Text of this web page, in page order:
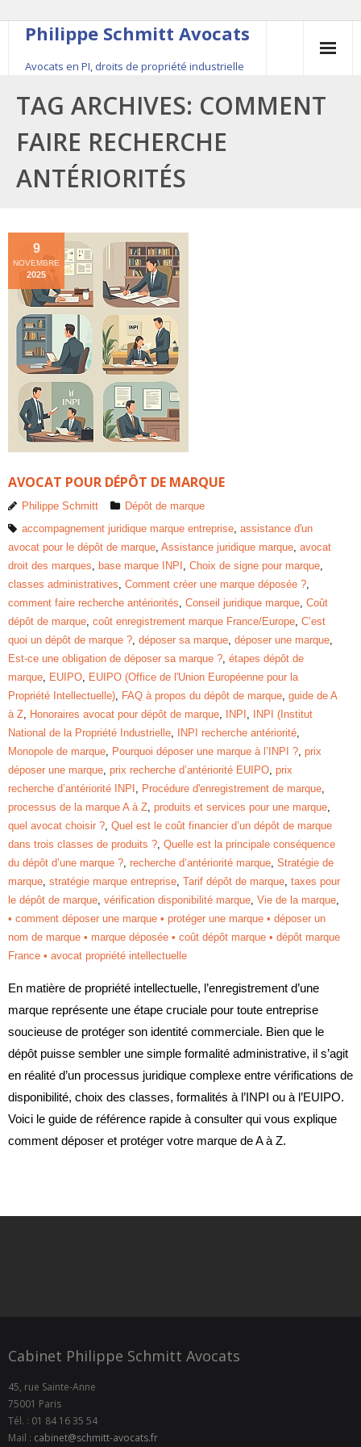
Philippe Schmitt Avocats
Avocats en PI, droits de propriété industrielle
45, rue Saint-Anne, 75001 Paris, +33 (0)1 84 16 35
54
Contact
Publications
Actualité
TAG ARCHIVES: COMMENT
FAIRE RECHERCHE
ANTÉRIORITÉS
AVOCAT POUR DÉPÔT DE MARQUE
9
NOVEMBRE
2025
Philippe Schmitt
Dépôt de marque
accompagnement juridique marque entreprise, assistance d'un
avocat pour le dépôt de marque, Assistance juridique marque, avocat
droit des marques, base marque INPI , Choix de signe pour marque,
classes administratives, Comment créer une marque déposée ?,
comment faire recherche antériorités, Conseil juridique marque, Coût
dépôt de marque, coût enregistrement marque France/Europe, C’est
quoi un dépôt de marque ?, déposer sa marque, déposer une marque,
Est-ce une obligation de déposer sa marque ?, étapes dépôt de
marque, EUIPO, EUIPO (Office de l'Union Européenne pour la
Propriété Intellectuelle), FAQ à propos du dépôt de marque, guide de A
à Z, Honoraires avocat pour dépôt de marque, INPI ,
INPI (Institut
National de la Propriété Industrielle, INPI recherche antériorité,
Monopole de marque, Pourquoi déposer une marque à l’INPI ?, prix
déposer une marque, prix recherche d’antériorité EUIPO, prix
recherche d’antériorité INPI , Procédure d'enregistrement de marque,
processus de la marque A à Z, produits et services pour une marque,
quel avocat choisir ?, Quel est le coût financier d’un dépôt de marque
dans trois classes de produits ?, Quelle est la principale conséquence
du dépôt d’une marque ?, recherche d’antériorité marque, Stratégie de
marque, stratégie marque entreprise, Tarif dépôt de marque, taxes pour
le dépôt de marque, vérification disponibilité marque, Vie de la marque,
• comment déposer une marque • protéger une marque • déposer un
nom de marque • marque déposée • coût dépôt marque • dépôt marque
France • avocat propriété intellectuelle
En matière de propriété intellectuelle, l’enregistrement d’une
marque représente une étape cruciale pour toute entreprise
soucieuse de protéger son identité commerciale. Bien que le
dépôt puisse sembler une simple formalité administrative, il s’agit
en réalité d’un processus juridique complexe entre vérifications de
disponibilité, choix des classes, formalités à l’INPI ou à l’EUIPO.
Voici le guide de référence rapide à consulter qui vous explique
comment déposer et protéger votre marque de A à Z.
Cabinet Philippe Schmitt Avocats
45, rue Sainte-Anne
75001 Paris
Tél. : 01 84 16 35 54
Mail : cabinet@schmitt-avocats.fr